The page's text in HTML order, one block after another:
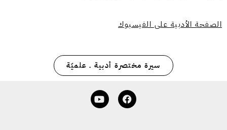
الصفحة الأدبية على الفيسبوك
سيرة مختصرة أدبية ـ علميّة